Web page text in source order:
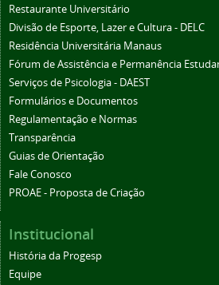
Restaurante Universitário
Divisão de Esporte, Lazer e Cultura - DELC
Residência Universitária Manaus
Fórum de Assistência e Permanência
Serviços de Psicologia - DAEST
Formulários e Documentos
Regulamentação e Normas
Transparência
Guias de Orientação
Fale Conosco
PROAE - Proposta de Criação
Institucional
História da Progesp
Equipe